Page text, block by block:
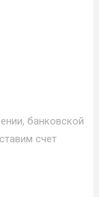
банковской
счет